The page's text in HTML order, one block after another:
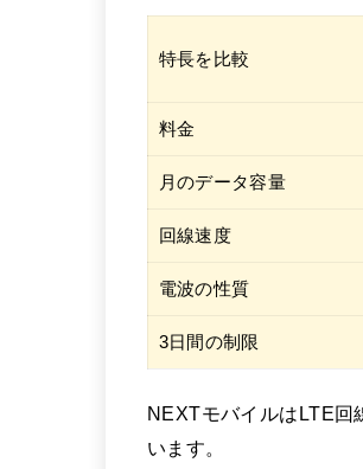
特長を比較
料金
月のデータ容量
回線速度
電波の性質
3日間の制限
NEXTモバイルはLTE回
います。